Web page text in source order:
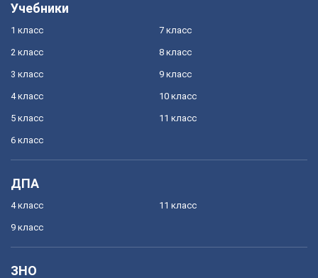
Учебники
1 класс
2 класс
3 класс
4 класс
5 класс
6 класс
7 класс
8 класс
9 класс
10 класс
11 класс
ДПА
4 класс
9 класс
11 класс
ЗНО